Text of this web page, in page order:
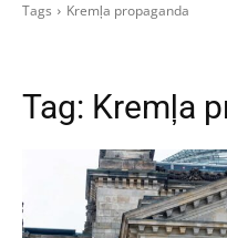
Tags Kremļa propaganda
Tag: Kremļa